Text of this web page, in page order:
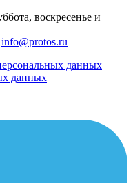
воскресенье и
info@protos.ru
данных
данных